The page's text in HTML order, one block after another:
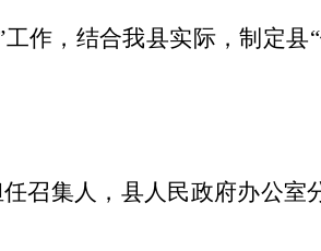
工作 ，结合我县实际，制定县
召集人，县人民政府办公室